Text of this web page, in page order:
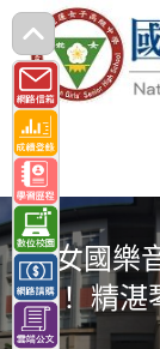
跳
轉
至
主
要
內
容 花女國樂
幕！ 精湛